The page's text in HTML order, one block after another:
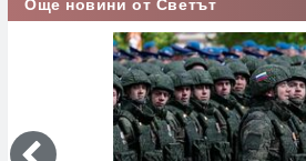
Още новини от Светът